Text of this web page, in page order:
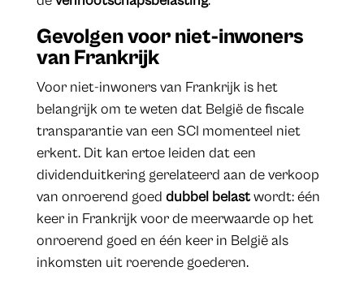
Gevolgen voor niet-inwoners
van Frankrijk
Voor niet-inwoners van Frankrijk is het
belangrijk om te weten dat België de fiscale
transparantie van een SCI momenteel niet
erkent. Dit kan ertoe leiden dat een
dividenduitkering gerelateerd aan de verkoop
van onroerend goed dubbel belastwordt: één
keer in Frankrijk voor de meerwaarde op het
onroerend goed en één keer in België als
inkomsten uit roerende goederen.